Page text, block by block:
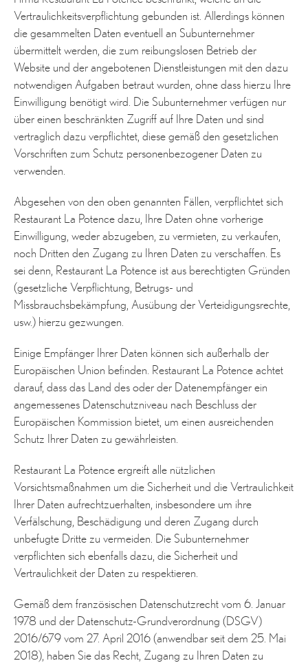
Vertraulichkeitsverpflichtung gebunden ist. Allerdings können
die gesammelten Daten eventuell an Subunternehmer
übermittelt werden, die zum reibungslosen Betrieb der
Website und der angebotenen Dienstleistungen mit den dazu
notwendigen Aufgaben betraut wurden, ohne dass hierzu Ihre
Einwilligung benötigt wird. Die Subunternehmer verfügen nur
über einen beschränkten Zugriff auf Ihre Daten und sind
vertraglich dazu verpflichtet, diese gemäß den gesetzlichen
Vorschriften zum Schutz personenbezogener Daten zu
verwenden.
Abgesehen von den oben genannten Fällen, verpflichtet sich
Restaurant La Potence dazu, Ihre Daten ohne vorherige
Einwilligung, weder abzugeben, zu vermieten, zu verkaufen,
noch Dritten den Zugang zu Ihren Daten zu verschaffen. Es
sei denn, Restaurant La Potence ist aus berechtigten Gründen
(gesetzliche Verpflichtung, Betrugs- und
Missbrauchsbekämpfung, Ausübung der Verteidigungsrechte,
usw.) hierzu gezwungen.
Einige Empfänger Ihrer Daten können sich außerhalb der
Europäischen Union befinden. Restaurant La Potence achtet
darauf, dass das Land des oder der Datenempfänger ein
angemessenes Datenschutzniveau nach Beschluss der
Europäischen Kommission bietet, um einen ausreichenden
Schutz Ihrer Daten zu gewährleisten.
Restaurant La Potence ergreift alle nützlichen
Vorsichtsmaßnahmen um die Sicherheit und die Vertraulichkeit
Ihrer Daten aufrechtzuerhalten, insbesondere um ihre
Verfälschung, Beschädigung und deren Zugang durch
unbefugte Dritte zu vermeiden. Die Subunternehmer
verpflichten sich ebenfalls dazu, die Sicherheit und
Vertraulichkeit der Daten zu respektieren.
Gemäß dem französischen Datenschutzrecht vom 6. Januar
1978 und der Datenschutz-Grundverordnung (DSGV)
2016/679 vom 27. April 2016 (anwendbar seit dem 25. Mai
2018), haben Sie das Recht, Zugang zu Ihren Daten zu